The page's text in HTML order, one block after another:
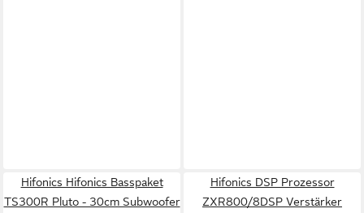
Hifonics Hifonics Basspaket
TS300R Pluto - 30cm Subwoofer
Hifonics DSP Prozessor
ZXR800/8DSP Verstärker